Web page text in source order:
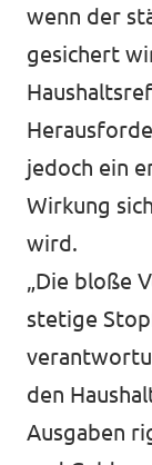
wenn der
gesichert
jedoch ein
Wirkung
wird.
„Die bloße
stetige
den
Ausgaben